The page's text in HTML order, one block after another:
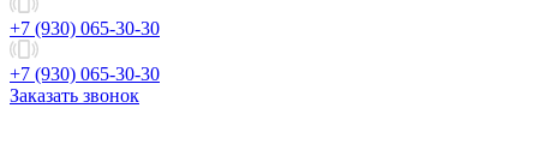
+7 (930) 065-30-30
+7 (930) 065-30-30
Заказать звонок